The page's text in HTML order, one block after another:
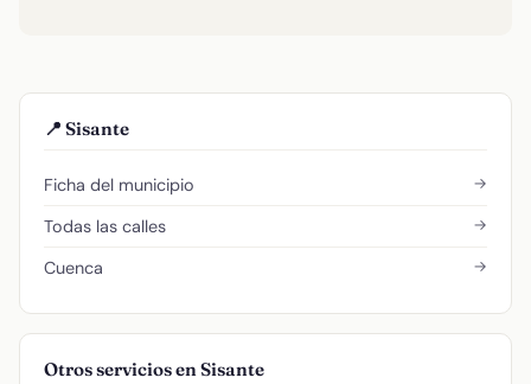
📍 Sisante
Ficha del municipio →
Todas las calles →
Cuenca →
Otros servicios en Sisante